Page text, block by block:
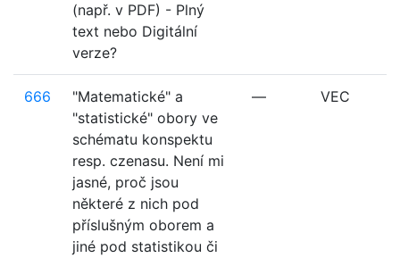
(např. v PDF) - Plný
text nebo Digitální
verze?
666
"Matematické" a
"statistické" obory ve
schématu konspektu
resp. czenasu. Není mi
jasné, proč jsou
některé z nich pod
příslušným oborem a
jiné pod statistikou či
— VEC